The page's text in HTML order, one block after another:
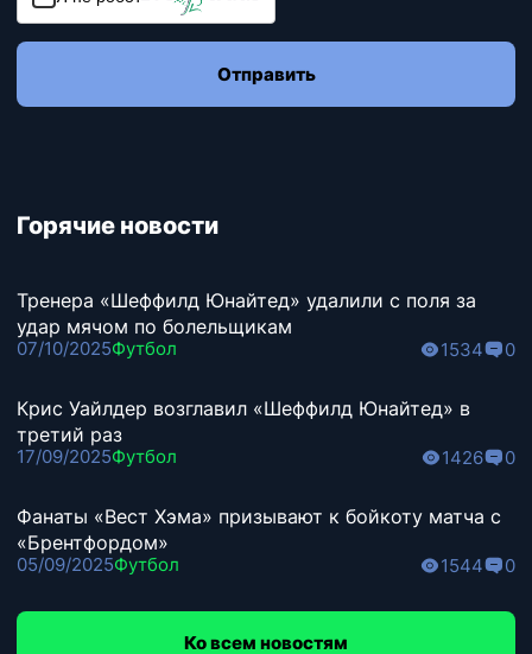
Отправить
Горячие новости
Тренера «Шеффилд Юнайтед» удалили с поля за
удар мячом по болельщикам
07/10/2025Футбол 1534 0
Крис Уайлдер возглавил «Шеффилд Юнайтед» в
третий раз
17/09/2025Футбол 1426 0
Фанаты «Вест Хэма» призывают к бойкоту матча с
«Брентфордом»
05/09/2025Футбол 1544 0
Ко всем новостям